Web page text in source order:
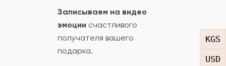
KGS
USD
Записываем на видео
эмоции счастливого
получателя вашего
подарка.